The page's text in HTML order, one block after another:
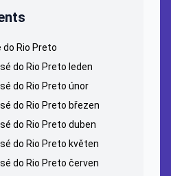
do Rio Preto
do Rio Preto leden
do Rio Preto únor
do Rio Preto březen
do Rio Preto duben
do Rio Preto květen
do Rio Preto červen